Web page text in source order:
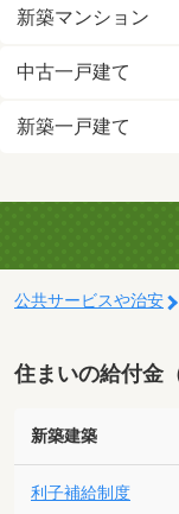
新築マンション
中古一戸建て
新築一戸建て
公共サービスや治安
住まいの給付金
新築建築
利子補給制度